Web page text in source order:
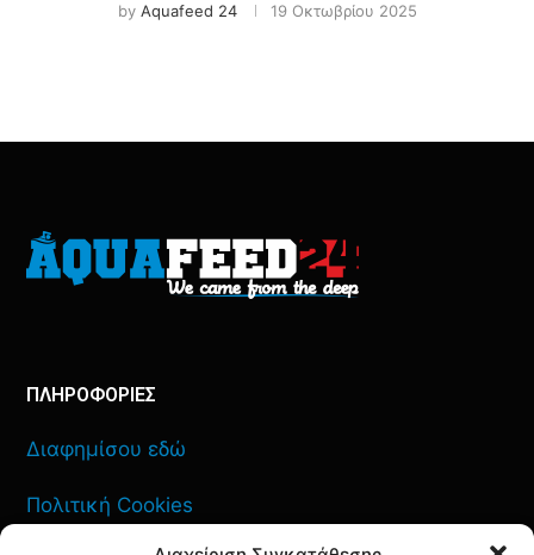
by Aquafeed 24 19 Οκτωβρίου 2025
ΠΛΗΡΟΦΟΡΙΕΣ
Διαφημίσου εδώ
Πολιτική Cookies